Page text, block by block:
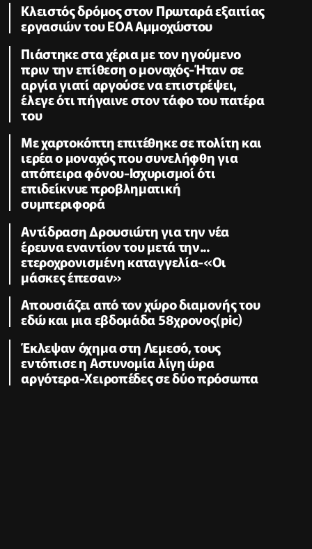
Κλειστός δρόμος στον Πρωταρά εξαιτίας
εργασιών του ΕΟΑ Αμμοχώστου
Πιάστηκε στα χέρια με τον ηγούμενο
πριν την επίθεση ο μοναχός-Ήταν σε
αργία γιατί αργούσε να επιστρέψει,
έλεγε ότι πήγαινε στον τάφο του πατέρα
του
Με χαρτοκόπτη επιτέθηκε σε πολίτη και
ιερέα ο μοναχός που συνελήφθη για
απόπειρα φόνου-Ισχυρισμοί ότι
επιδείκνυε προβληματική
συμπεριφορά
Αντίδραση Δρουσιώτη για την νέα
έρευνα εναντίον του μετά την...
ετεροχρονισμένη καταγγελία-«Οι
μάσκες έπεσαν»
Απουσιάζει από τον χώρο διαμονής του
εδώ και μια εβδομάδα 58χρονος(pic)
Έκλεψαν όχημα στη Λεμεσό, τους
εντόπισε η Αστυνομία λίγη ώρα
αργότερα-Χειροπέδες σε δύο πρόσωπα